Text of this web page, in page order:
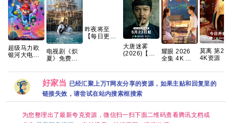
超级马力欧
银河大电影
2026最大黑
马！全球票
房第一🏆 夸
克
电视剧《炽
夏》免费高
度网盘资源
分享
昨夜将至
【每日更新
大唐迷雾
(2026)【冯
HiveWeb 简
体中文字幕/
夸克/百度网
盘资源【单
集0.6～
耀眼 2026
全集 4K 关
锐
莫离 第21集
4K资源
清在线
下载
好家当 已经汇聚上万T网友分享的资源，如果主贴和回复里的
链接失效，请尝试在站内搜索框搜索
为您整理出了最新夸克资源，微信扫一扫下面二维码查看腾讯文档或